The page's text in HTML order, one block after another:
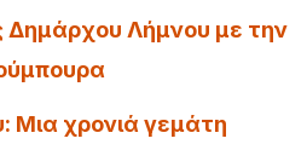
Δημάρχου Λήμνου με την
Μια χρονιά γεμάτη